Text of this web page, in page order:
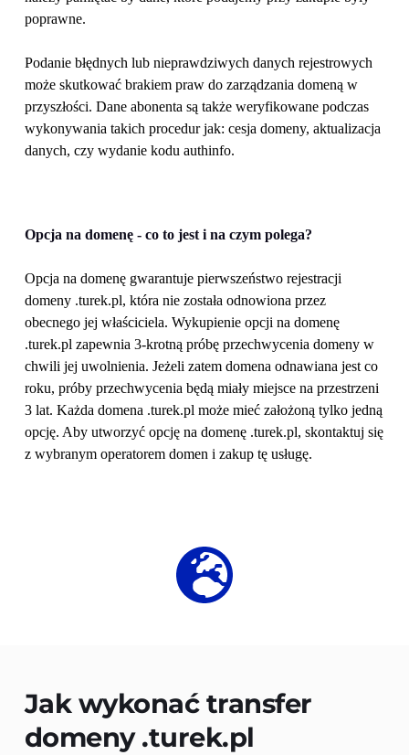
poprawne.
Podanie błędnych lub nieprawdziwych danych rejestrowych
może skutkować brakiem praw do zarządzania domeną w
przyszłości. Dane abonenta są także weryfikowane podczas
wykonywania takich procedur jak: cesja domeny, aktualizacja
danych, czy wydanie kodu authinfo.
Opcja na domenę - co to jest i na czym polega?
Opcja na domenę gwarantuje pierwszeństwo rejestracji
domeny .turek.pl, która nie została odnowiona przez
obecnego jej właściciela. Wykupienie opcji na domenę
.turek.pl zapewnia 3-krotną próbę przechwycenia domeny w
chwili jej uwolnienia. Jeżeli zatem domena odnawiana jest co
roku, próby przechwycenia będą miały miejsce na przestrzeni
3 lat. Każda domena .turek.pl może mieć założoną tylko jedną
opcję. Aby utworzyć opcję na domenę .turek.pl, skontaktuj się
z wybranym operatorem domen i zakup tę usługę.
Jak wykonać transfer
domeny .turek.pl